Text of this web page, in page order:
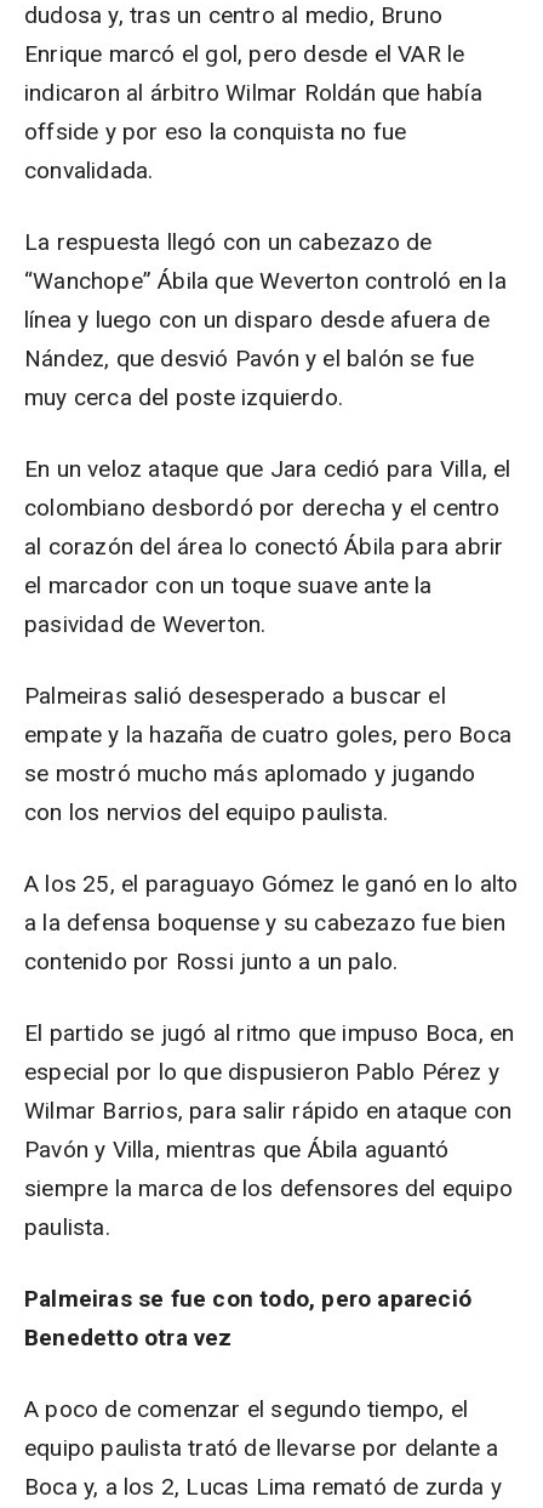
dudosa y, tras un centro al medio, Bruno
Enrique marcó el gol, pero desde el VAR le
indicaron al árbitro Wilmar Roldán que había
offside y por eso la conquista no fue
convalidada.
La respuesta llegó con un cabezazo de
“Wanchope” Ábila que Weverton controló en la
línea y luego con un disparo desde afuera de
Nández, que desvió Pavón y el balón se fue
muy cerca del poste izquierdo.
En un veloz ataque que Jara cedió para Villa, el
colombiano desbordó por derecha y el centro
al corazón del área lo conectó Ábila para abrir
el marcador con un toque suave ante la
pasividad de Weverton.
Palmeiras salió desesperado a buscar el
empate y la hazaña de cuatro goles, pero Boca
se mostró mucho más aplomado y jugando
con los nervios del equipo paulista.
A los 25, el paraguayo Gómez le ganó en lo alto
a la defensa boquense y su cabezazo fue bien
contenido por Rossi junto a un palo.
El partido se jugó al ritmo que impuso Boca, en
especial por lo que dispusieron Pablo Pérez y
Wilmar Barrios, para salir rápido en ataque con
Pavón y Villa, mientras que Ábila aguantó
siempre la marca de los defensores del equipo
paulista.
Palmeiras se fue con todo, pero apareció
Benedetto otra vez
A poco de comenzar el segundo tiempo, el
equipo paulista trató de llevarse por delante a
Boca y, a los 2, Lucas Lima remató de zurda y